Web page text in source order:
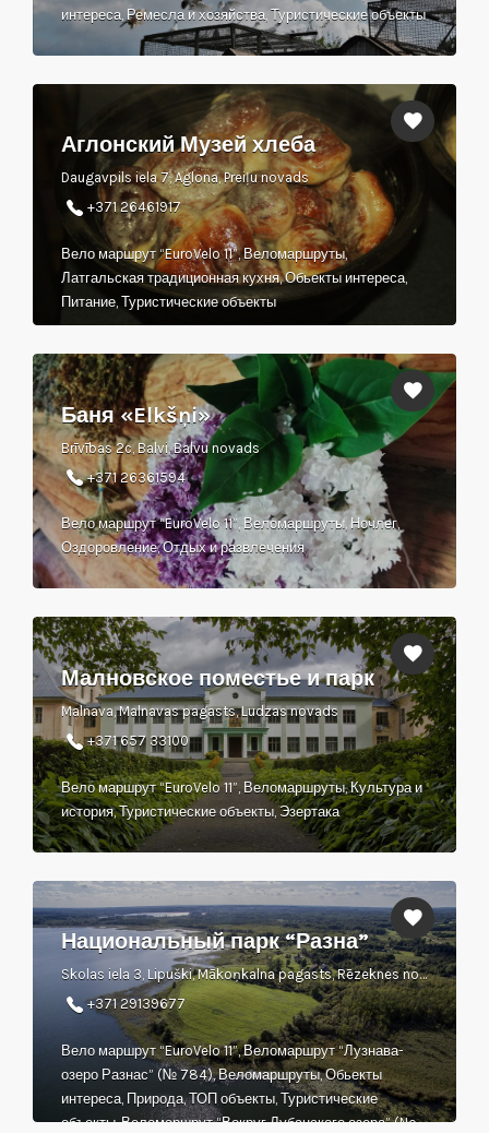
интереса, Ремесла и хозяйства, Туристические объекты
Аглонский Музей хлеба
Daugavpils iela 7, Aglona, Preiļu novads
‎+371 26461917
Вело маршрут “EuroVelo 11”, Веломаршруты,
Латгальская традиционная кухня, Обьекты интереса,
Питание, Туристические объекты
Баня «Elkšņi»
Brīvības 2c, Balvi, Balvu novads
+371 26361594
Вело маршрут “EuroVelo 11”, Веломаршруты, Ночлег,
Оздоровление, Отдых и развлечения
Малновское поместье и парк
Malnava, Malnavas pagasts, Ludzas novads
+371 657 33100
Вело маршрут “EuroVelo 11”, Веломаршруты, Культура и
история, Туристические объекты, Эзертака
Национальный парк “Разна”
Skolas iela 3, Lipuški, Mākoņkalna pagasts, Rēzeknes novads
+371 29139677
Вело маршрут “EuroVelo 11”, Веломаршрут “Лузнава-
озеро Разнас” (№ 784), Веломаршруты, Обьекты
интереса, Природа, ТОП объекты, Туристические
объекты, Веломаршрут “Вокруг Лубанского озера” (No.